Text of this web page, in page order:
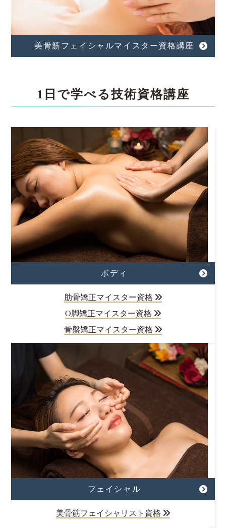
美骨筋フェイシャルマイスター資格講座
1日で学べる技術資格講座
ボディ
肋骨矯正マイスター資格
O脚矯正マイスター資格
骨盤矯正マイスター資格
フェイシャル
美骨筋フェイシャリスト資格